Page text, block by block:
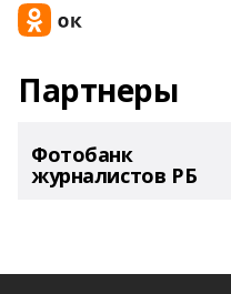
Партнеры
Фотобанк
журналистов РБ